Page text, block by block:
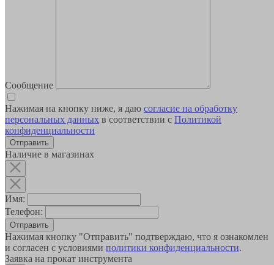
Сообщение
Нажимая на кнопку ниже, я даю согласие на обработку
персональных данных в соответствии с Политикой
конфиденциальности
Наличие в магазинах
Имя:
Телефон:
Отправить
Нажимая кнопку "Отправить" подтверждаю, что я ознакомлен
и согласен с условиями политики конфиденциальности.
Заявка на прокат инструмента